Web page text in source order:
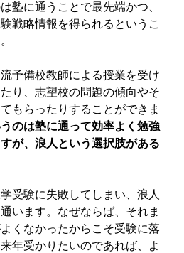
塾に通うことで最先端かつ、
戦略情報を得られるというこ
予備校教師による授業を受け
り、志望校の問題の傾向やそ
もらったりすることができま
うのは塾に通って効率よく勉強
が、浪人という選択肢がある
受験に失敗してしまい、浪人
います。なぜならば、それま
くなかったからこそ受験に落
年受かりたいのであれば、よ